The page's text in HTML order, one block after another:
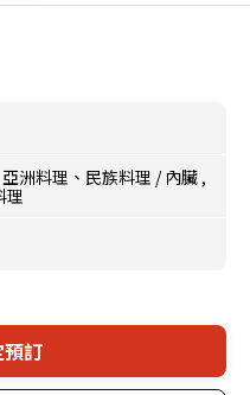
亞洲料理、民族料理 / 內臟 ,
理
訂